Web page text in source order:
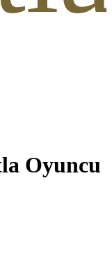
Oyuncu